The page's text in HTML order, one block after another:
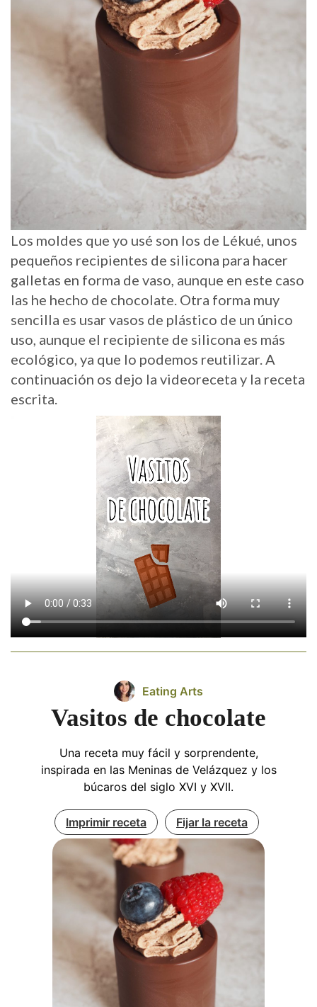
Los moldes que yo usé son los de Lékué, unos
pequeños recipientes de silicona para hacer
galletas en forma de vaso, aunque en este caso
las he hecho de chocolate. Otra forma muy
sencilla es usar vasos de plástico de un único
uso, aunque el recipiente de silicona es más
ecológico, ya que lo podemos reutilizar. A
continuación os dejo la videoreceta y la receta
escrita.
Eating Arts
Vasitos de chocolate
Una receta muy fácil y sorprendente,
inspirada en las Meninas de Velázquez y los
búcaros del siglo XVI y XVII.
Imprimir receta Fijar la receta